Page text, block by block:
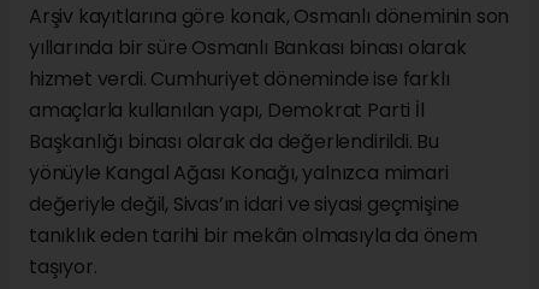
Arşiv kayıtlarına göre konak, Osmanlı döneminin son
yıllarında bir süre Osmanlı Bankası binası olarak
hizmet verdi. Cumhuriyet döneminde ise farklı
amaçlarla kullanılan yapı, Demokrat Parti İl
Başkanlığı binası olarak da değerlendirildi. Bu
yönüyle Kangal Ağası Konağı, yalnızca mimari
değeriyle değil, Sivas’ın idari ve siyasi geçmişine
tanıklık eden tarihi bir mekân olmasıyla da önem
taşıyor.